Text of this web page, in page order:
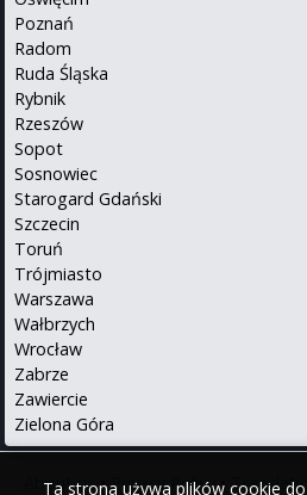
Ta strona używa plików cookie
Poznań
Radom
Ruda Śląska
Rybnik
Rzeszów
Sopot
Sosnowiec
Starogard Gdański
Szczecin
Toruń
Trójmiasto
Warszawa
Wałbrzych
Wrocław
Zabrze
Zawiercie
Zielona Góra
About us•Privacy Policy•